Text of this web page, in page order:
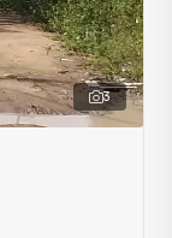
calçadas
de lazer.
do bairro
Não
informações
com nossa
3